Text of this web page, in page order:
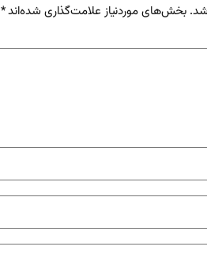
بخش‌های موردنیاز علامت‌گذاری شده‌اند*